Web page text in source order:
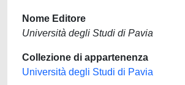
Nome Editore
Università degli Studi di Pavia
Collezione di appartenenza
Università degli Studi di Pavia